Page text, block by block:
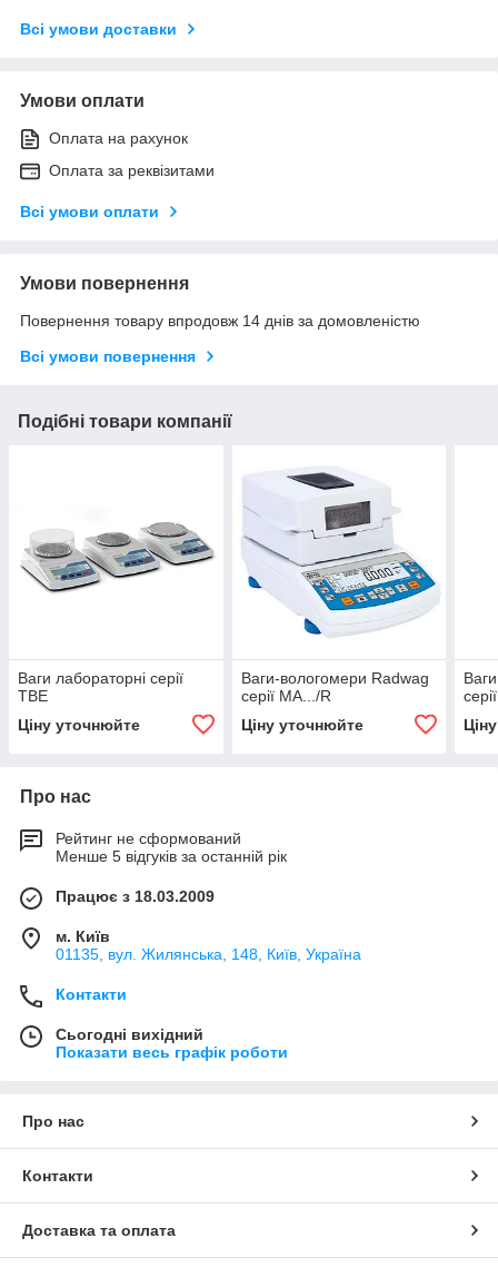
Всі умови доставки
Умови оплати
Оплата на рахунок
Оплата за реквізитами
Всі умови оплати
Умови повернення
Повернення товару впродовж 14 днів за домовленістю
Всі умови повернення
Подібні товари компанії
Ваги лабораторні серії
TBE
Ціну уточнюйте
Ваги-вологомери Radwag
серії MA.../R
Ціну уточнюйте
Про нас
Рейтинг не сформований
Менше 5 відгуків за останній рік
Працює з 18.03.2009
м. Київ
01135, вул. Жилянська, 148, Київ, Україна
Контакти
Сьогодні вихідний
Показати весь графік роботи
Про нас
Контакти
Доставка та оплата